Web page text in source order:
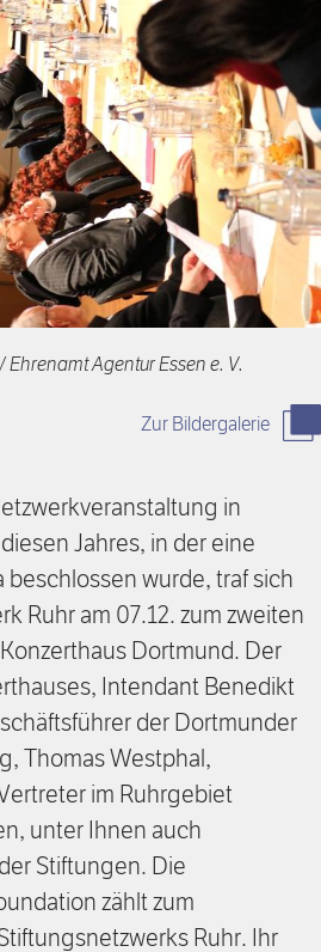
Stiftungstage
Spenden
in
Jahres, in der eine
beschlossen wurde, traf sich
Ruhr am 07.12. zum zweiten
Dortmund. Der
Intendant Benedikt
der Dortmunder
Thomas Westphal,
im Ruhrgebiet
unter Ihnen auch
Stiftungen. Die
zählt zum
Ruhr. Ihr
Agentur Essen e. V.
Zur Bildergalerie